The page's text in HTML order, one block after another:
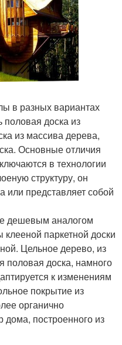
в разных вариантах
доска из
из массива дерева,
Основные отличия
в технологии
структуру, он
или представляет собой
дешевым аналогом
паркетной доски
Цельное дерево, из
половая доска, намного
к изменениям
покрытие из
органично
построенного из